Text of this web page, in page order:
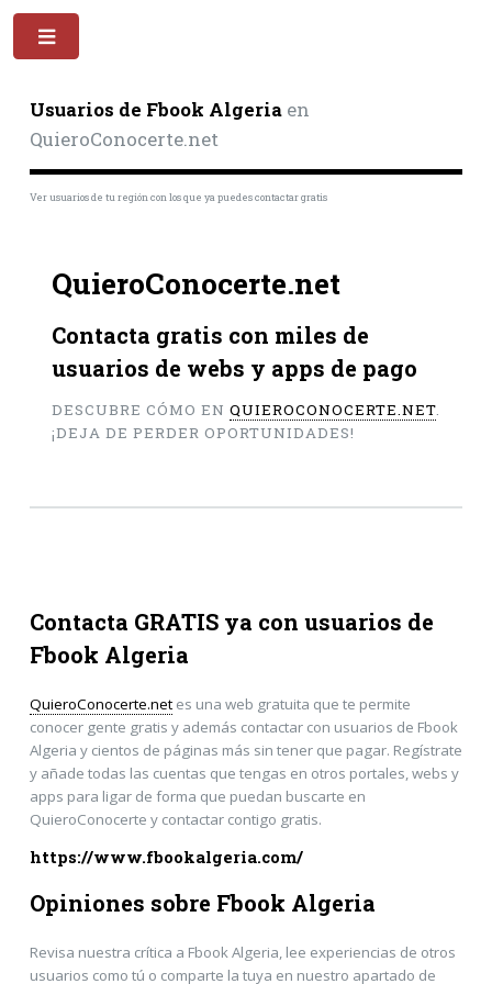
Usuarios de Fbook Algeriaen
QuieroConocerte.net
Ver usuarios de tu región con los que ya puedes contactar gratis
QuieroConocerte.net
Contacta gratis con miles de
usuarios de webs y apps de pago
DESCUBRE CÓMO EN QUIEROCONOCERTE.NET.
¡DEJA DE PERDER OPORTUNIDADES!
Contacta GRATIS ya con usuarios de
Fbook Algeria
QuieroConocerte.netes una web gratuita que te permite
conocer gente gratis y además contactar con usuarios de Fbook
Algeria y cientos de páginas más sin tener que pagar. Regístrate
y añade todas las cuentas que tengas en otros portales, webs y
apps para ligar de forma que puedan buscarte en
QuieroConocerte y contactar contigo gratis.
https://www.fbookalgeria.com/
Opiniones sobre Fbook Algeria
Revisa nuestra crítica a Fbook Algeria, lee experiencias de otros
usuarios como tú o comparte la tuya en nuestro apartado de